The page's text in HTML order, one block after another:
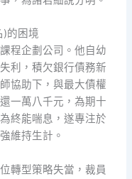
的困境
程企劃公司。他自幼
利，積欠銀行債務新
協助下，與最大債權
一萬八千元，為期十
終能喘息，遂專注於
維持生計。
轉型策略失當，裁員